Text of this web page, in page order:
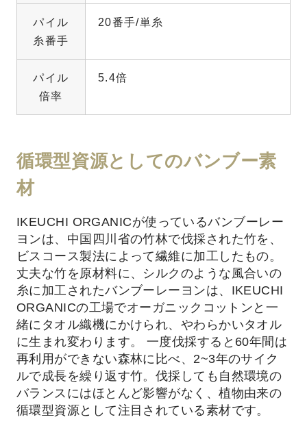
パイル
糸番手
20番手/単糸
パイル
倍率
5.4倍
循環型資源としてのバンブー素
材
IKEUCHI ORGANICが使っているバンブーレー
ヨンは、中国四川省の竹林で伐採された竹を、
ビスコース製法によって繊維に加工したもの。
丈夫な竹を原材料に、シルクのような風合いの
糸に加工されたバンブーレーヨンは、IKEUCHI
ORGANICの工場でオーガニックコットンと一
緒にタオル織機にかけられ、やわらかいタオル
に生まれ変わります。 一度伐採すると60年間は
再利用ができない森林に比べ、2~3年のサイク
ルで成長を繰り返す竹。伐採しても自然環境の
バランスにはほとんど影響がなく、植物由来の
循環型資源として注目されている素材です。